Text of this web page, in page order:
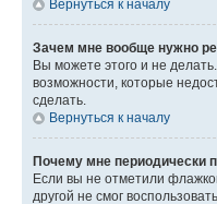
Вернуться к началу
Зачем мне вообще нужно
Вы можете этого и не
возможности, которые
сделать.
Вернуться к началу
Почему мне периодически
Если вы не отметили
другой не смог